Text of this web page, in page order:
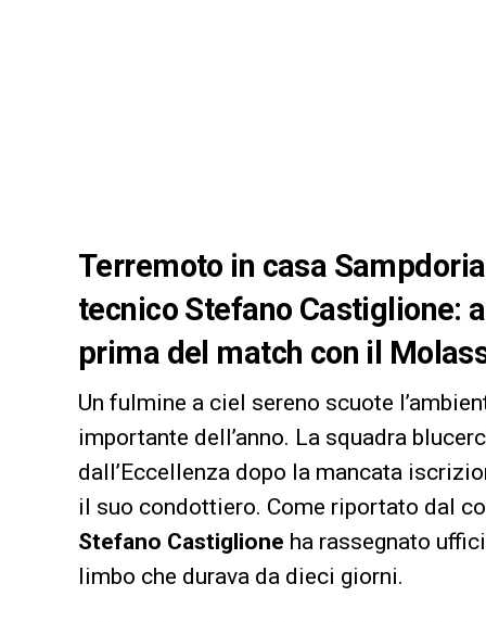
Terremoto in casa
tecnico Stefano Castiglione:
prima del match con il
Un fulmine a ciel sereno scuote
importante dell’anno. La squadra
dall’Eccellenza dopo la mancata
il suo condottiero. Come riportato dal
Stefano Castiglione ha rassegnato
limbo che durava da dieci giorni.